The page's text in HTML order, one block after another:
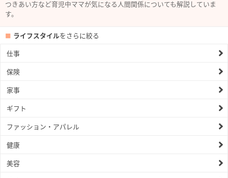
つきあい方など育児中ママが気になる人間関係についても解説していま
す。
ライフスタイルをさらに絞る
仕事
保険
家事
ギフト
ファッション・アパレル
健康
美容